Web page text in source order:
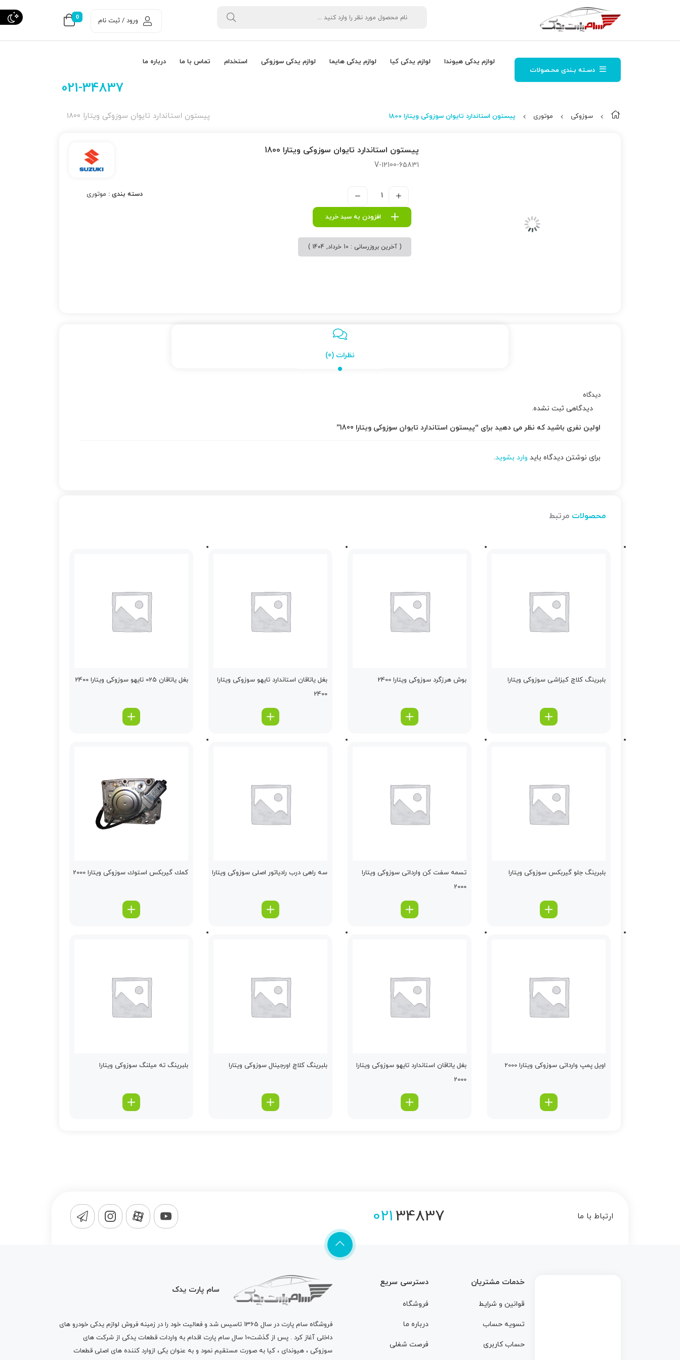
0 ورود / ثبت نام
دسـته بـندی محـصولات
لوازم یدکی هیوندا لوازم یدکی کیا لوازم یدکی هایما لوازم یدکی سوزوکی استخدام تماس با ما درباره ما
021-34837
پیستون استاندارد تایوان سوزوکی ویتارا 1800 سوزوکی موتوری پیستون استاندارد تایوان سوزوکی ویتارا 1800
پیستون استاندارد تایوان سوزوکی ویتارا 1800
12100-65831-V
افزودن به سبد خرید
( آخرین بروزرسانی : 10 خرداد, 1404 )
دسته بندی : موتوری
نظرات (0)
دیدگاه
دیدگاهی ثبت نشده.
اولین نفری باشید که نظر می دهید برای “پیستون استاندارد تایوان سوزوکی ویتارا 1800”
برای نوشتن دیدگاه باید وارد بشوید.
محصولات مرتبط
بلبرینگ كلاچ كیزاشی سوزوکی ویتارا بوش هرزگرد سوزوکی ویتارا 2400
بغل یاتاقان استاندارد تایهو سوزوکی ویتارا
2400
بغل یاتاقان 025 تایهو سوزوکی ویتارا 2400
بلبرینگ جلو گیربكس سوزوکی ویتارا
تسمه سفت كن وارداتی سوزوکی ویتارا
2000
سه راهی درب رادیاتور اصلی سوزوکی ویتارا كمك گیربكس استوك سوزوکی ویتارا 2000
اویل پمپ وارداتی سوزوکی ویتارا 2000
بغل یاتاقان استاندارد تایهو سوزوکی ویتارا
2000
بلبرینگ كلاچ اورجینال سوزوکی ویتارا بلبرینگ ته میلنگ سوزوکی ویتارا
ارتباط با ما 02134837
خدمات مشتریان
قوانین و شرایط
تسویه حساب
حساب کاربری
دسترسی سریع
فروشگاه
درباره ما
فرصت شغلی
سام پارت یدک
فروشگاه سام پارت
در سال 1365 تاسیس شد و فعالیت خود را در زمینه فروش لوازم یدکی خودرو های
داخلی آغاز کرد . پس از گذشت10 سال سام پارت اقدام به واردات قطعات یدکی از شرکت های
سوزوکی ، هیوندای ، کیا به صورت مستقیم نمود و به عنوان یکی ازوارد کننده های اصلی قطعات